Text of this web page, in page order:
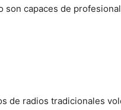
capaces de
de radios tradicionales